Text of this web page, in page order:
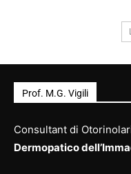
Prof. M.G. Vigili
Consultant di
Dermopatico